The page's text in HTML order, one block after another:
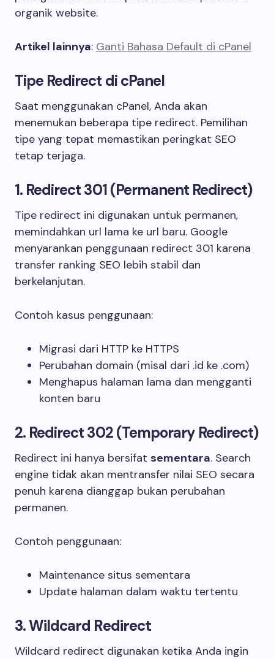
organik website.
Artikel lainnya: Ganti Bahasa Default di cPanel
Tipe Redirect di cPanel
Saat menggunakan cPanel, Anda akan
menemukan beberapa tipe redirect. Pemilihan
tipe yang tepat memastikan peringkat SEO
tetap terjaga.
1. Redirect 301 (Permanent Redirect)
Tipe redirect ini digunakan untuk permanen,
memindahkan url lama ke url baru. Google
menyarankan penggunaan redirect 301 karena
transfer ranking SEO lebih stabil dan
berkelanjutan.
Contoh kasus penggunaan:
Migrasi dari HTTP ke HTTPS
Perubahan domain (misal dari .id ke .com)
Menghapus halaman lama dan mengganti
konten baru
2. Redirect 302 (Temporary Redirect)
Redirect ini hanya bersifat sementara. Search
engine tidak akan mentransfer nilai SEO secara
penuh karena dianggap bukan perubahan
permanen.
Contoh penggunaan:
Maintenance situs sementara
Update halaman dalam waktu tertentu
3. Wildcard Redirect
Wildcard redirect digunakan ketika Anda ingin